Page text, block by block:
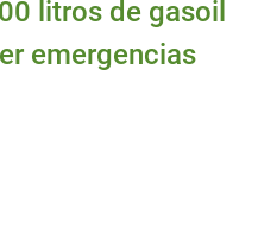
litros de gasoil
emergencias